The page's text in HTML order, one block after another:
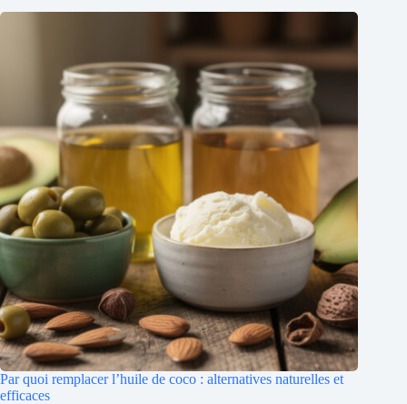
Par quoi remplacer l’huile de coco : alternatives naturelles et
efficaces